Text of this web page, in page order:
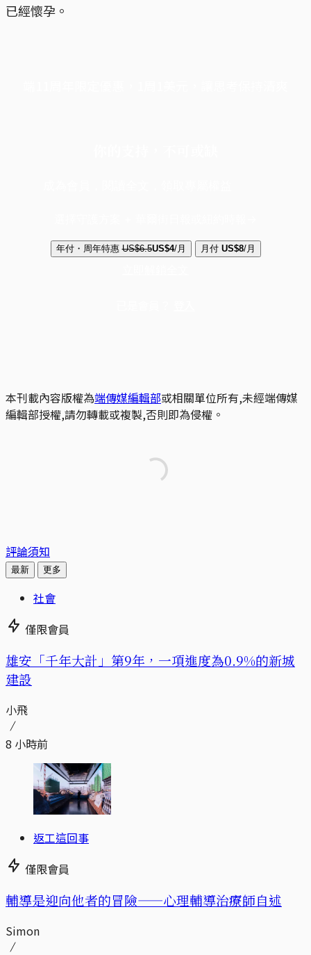
已經懷孕。
年付・周年特惠 US$6.5US$4/月 月付 US$8/月
本刊載內容版權為端傳媒編輯部或相關單位所有,未經端傳媒
編輯部授權,請勿轉載或複製,否則即為侵權。
評論須知
最新 更多
社會
僅限會員
​​雄安「千年大計」第9年，一項進度為0.9%的新城
建設
小飛
8 小時前
返工這回事
僅限會員
輔導是迎向他者的冒險——心理輔導治療師自述
Simon